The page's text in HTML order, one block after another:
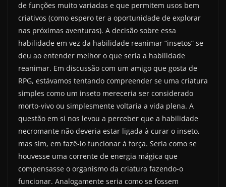
de funções muito variadas e que permitem usos bem
criativos (como espero ter a oportunidade de explorar
nas próximas aventuras). A decisão sobre essa
habilidade em vez da habilidade reanimar “insetos” se
deu ao entender melhor o que seria a habilidade
reanimar. Em discussão com um amigo que gosta de
RPG, estávamos tentando compreender se uma criatura
simples como um inseto mereceria ser considerado
morto-vivo ou simplesmente voltaria a vida plena. A
questão em si nos levou a perceber que a habilidade
necromante não deveria estar ligada à curar o inseto,
mas sim, em fazê-lo funcionar à força. Seria como se
houvesse uma corrente de energia mágica que
compensasse o organismo da criatura fazendo-o
funcionar. Analogamente seria como se fossem